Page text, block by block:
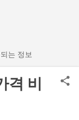
는 정보
격 비